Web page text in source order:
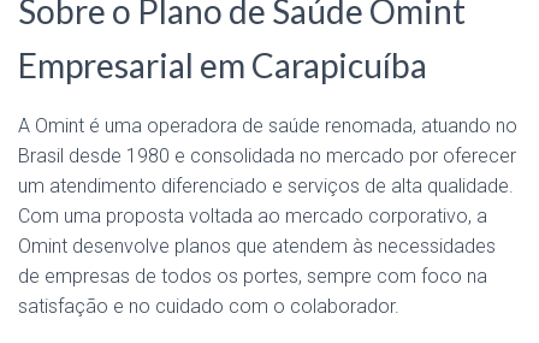
Sobre o Plano de Saúde Omint
Empresarial em Carapicuíba
A Omint é uma operadora de saúde renomada, atuando no
Brasil desde 1980 e consolidada no mercado por oferecer
um atendimento diferenciado e serviços de alta qualidade.
Com uma proposta voltada ao mercado corporativo, a
Omint desenvolve planos que atendem às necessidades
de empresas de todos os portes, sempre com foco na
satisfação e no cuidado com o colaborador.